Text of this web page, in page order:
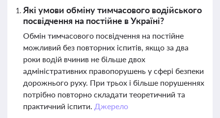
Які умови обміну тимчасового водійського
посвідчення на постійне в Україні?
Обмін тимчасового посвідчення на постійне
можливий без повторних іспитів, якщо за два
роки водій вчинив не більше двох
адміністративних правопорушень у сфері безпеки
дорожнього руху. При трьох і більше порушеннях
потрібно повторно складати теоретичний та
практичний іспити. Джерело